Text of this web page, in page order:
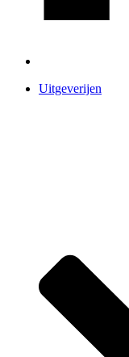
Uitgeverijen